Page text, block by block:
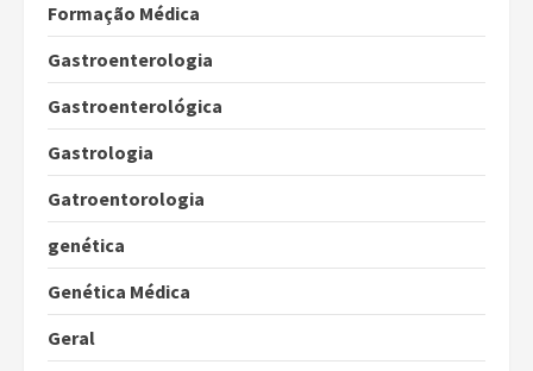
Formação Médica
Gastroenterologia
Gastroenterológica
Gastrologia
Gatroentorologia
genética
Genética Médica
Geral